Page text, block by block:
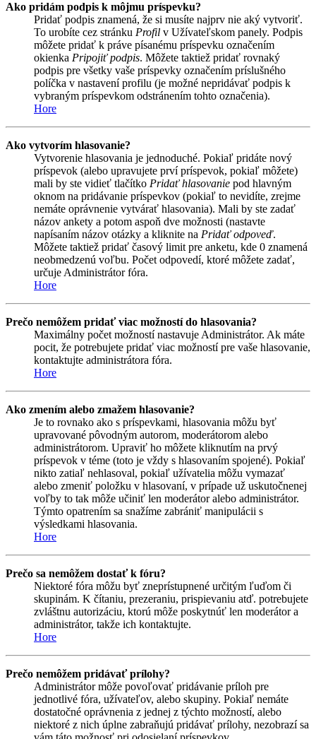
Ako pridám podpis k môjmu príspevku?
Pridať podpis znamená, že si musíte najprv nie aký vytvoriť.
To urobíte cez stránku Profil v Užívateľskom panely. Podpis
môžete pridať k práve písanému príspevku označením
okienka Pripojiť podpis. Môžete taktiež pridať rovnaký
podpis pre všetky vaše príspevky označením príslušného
políčka v nastavení profilu (je možné nepridávať podpis k
vybraným príspevkom odstránením tohto označenia).
Hore
Ako vytvorím hlasovanie?
Vytvorenie hlasovania je jednoduché. Pokiaľ pridáte nový
príspevok (alebo upravujete prví príspevok, pokiaľ môžete)
mali by ste vidieť tlačítko Pridať hlasovanie pod hlavným
oknom na pridávanie príspevkov (pokiaľ to nevidíte, zrejme
nemáte oprávnenie vytvárať hlasovania). Mali by ste zadať
názov ankety a potom aspoň dve možnosti (nastavte
napísaním názov otázky a kliknite na Pridať odpoveď.
Môžete taktiež pridať časový limit pre anketu, kde 0 znamená
neobmedzenú voľbu. Počet odpovedí, ktoré môžete zadať,
určuje Administrátor fóra.
Hore
Prečo nemôžem pridať viac možností do hlasovania?
Maximálny počet možností nastavuje Administrátor. Ak máte
pocit, že potrebujete pridať viac možností pre vaše hlasovanie,
kontaktujte administrátora fóra.
Hore
Ako zmením alebo zmažem hlasovanie?
Je to rovnako ako s príspevkami, hlasovania môžu byť
upravované pôvodným autorom, moderátorom alebo
administrátorom. Upraviť ho môžete kliknutím na prvý
príspevok v téme (toto je vždy s hlasovaním spojené). Pokiaľ
nikto zatiaľ nehlasoval, pokiaľ užívatelia môžu vymazať
alebo zmeniť položku v hlasovaní, v prípade už uskutočnenej
voľby to tak môže učiniť len moderátor alebo administrátor.
Týmto opatrením sa snažíme zabrániť manipulácii s
výsledkami hlasovania.
Hore
Prečo sa nemôžem dostať k fóru?
Niektoré fóra môžu byť zneprístupnené určitým ľuďom či
skupinám. K čítaniu, prezeraniu, prispievaniu atď. potrebujete
zvláštnu autorizáciu, ktorú môže poskytnúť len moderátor a
administrátor, takže ich kontaktujte.
Hore
Prečo nemôžem pridávať prílohy?
Administrátor môže povoľovať pridávanie príloh pre
jednotlivé fóra, užívateľov, alebo skupiny. Pokiaľ nemáte
dostatočné oprávnenia z jednej z týchto možností, alebo
niektoré z nich úplne zabraňujú pridávať prílohy, nezobrazí sa